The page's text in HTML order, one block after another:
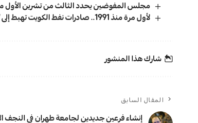
مجلس المفوضين يحدد الثالث من تشرين الأول
لأول مرة منذ 1991.. صادرات نفط الكويت تهبط إلى “صفر برميل”
شارك هذا المنشور
المقال السابق
إنشاء فرعين جديدين لجامعة طهران في النجف